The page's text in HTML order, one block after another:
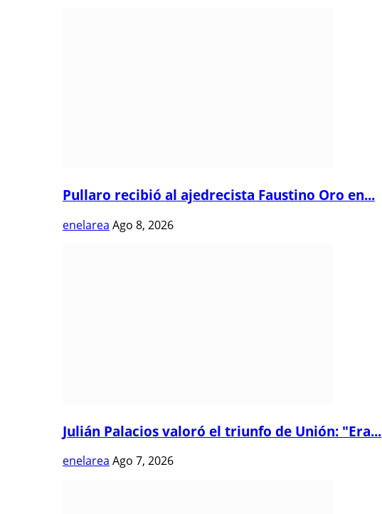
Pullaro recibió al ajedrecista Faustino Oro en...
enelarea Ago 8, 2026
Julián Palacios valoró el triunfo de Unión: "Era...
enelarea Ago 7, 2026